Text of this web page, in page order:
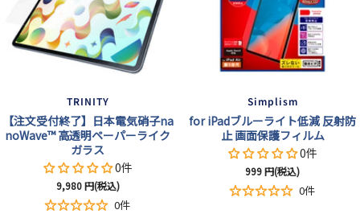
TRINITY
【注文受付終了】日本電気硝子na
noWave™ 高透明ペーパーライク
ガラス
0件
セ
ー
9,980円(税込)
0件
Simplism
for iPadブルーライト低減 反射防
止 画面保護フィルム
0件
セ
ー
999円(税込)
0件